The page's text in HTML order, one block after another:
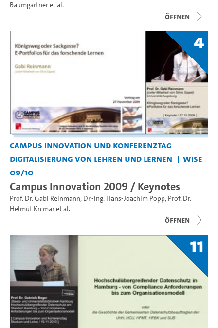
Baumgartneret al.
Öffnen
4
Campus Innovation und Konferenztag
Digitalisierung von Lehren und Lernen
WiSe
09/10
Campus Innovation 2009 / Keynotes
Prof. Dr. Gabi Reinmann, Dr.-Ing. Hans-Joachim Popp, Prof. Dr.
Helmut Krcmaret al.
Öffnen
11